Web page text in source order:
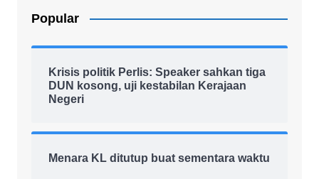
Popular
Krisis politik Perlis: Speaker sahkan tiga
DUN kosong, uji kestabilan Kerajaan
Negeri
Menara KL ditutup buat sementara waktu